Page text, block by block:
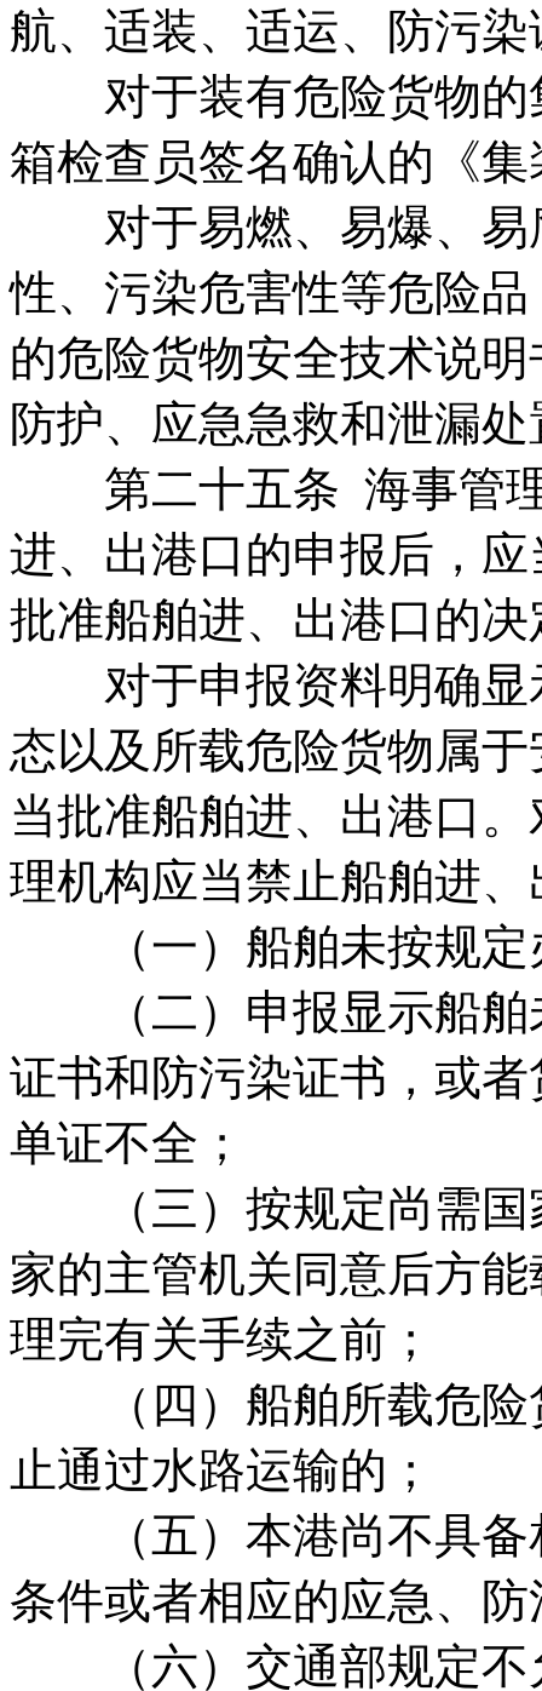
航、适装、适运、防污
对于装有危险货物的
箱检查员签名确认的《
对于易燃、易爆、易
性、污染危害性等危险
的危险货物安全技术说
防护、应急急救和泄漏
第二十五条 海事管理
进、出港口的申报后，
批准船舶进、出港口的决
对于申报资料明确显
态以及所载危险货物属
当批准船舶进、出港口
理机构应当禁止船舶进
（一）船舶未按规定
（二）申报显示船舶
证书和防污染证书，或
单证不全；
（三）按规定尚需国
家的主管机关同意后方
理完有关手续之前；
（四）船舶所载危险
止通过水路运输的；
（五）本港尚不具备
条件或者相应的应急、
（六）交通部规定不